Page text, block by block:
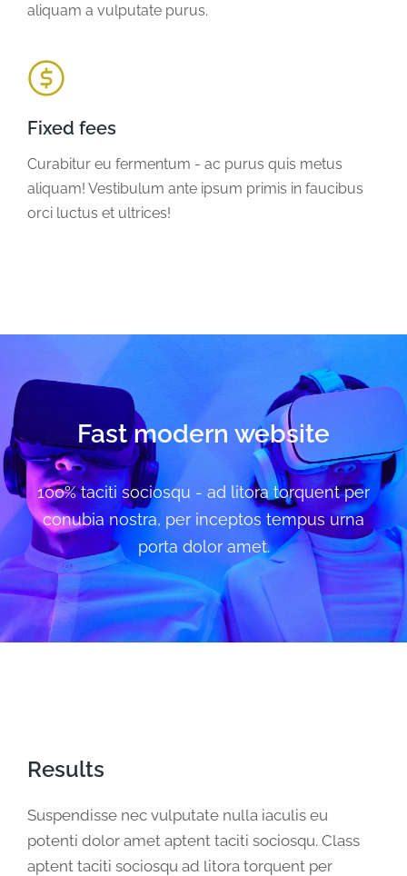
aliquam a vulputate purus.
Fixed fees
Curabitur eu fermentum - ac purus quis metus
aliquam! Vestibulum ante ipsum primis in faucibus
orci luctus et ultrices!
Fast modern website
100% taciti sociosqu - ad litora torquent per
conubia nostra, per inceptos tempus urna
porta dolor amet.
Results
Suspendisse nec vulputate nulla iaculis eu
potenti dolor amet aptent taciti sociosqu. Class
aptent taciti sociosqu ad litora torquent per